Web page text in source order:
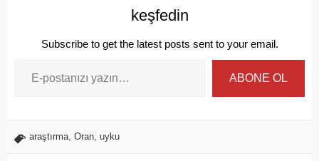
keşfedin
Subscribe to get the latest posts sent to your email.
ABONE OL
araştırma, Oran, uyku